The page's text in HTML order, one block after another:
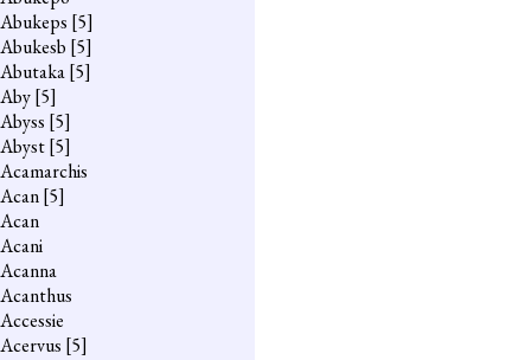
Abukeps [5]
Abukesb [5]
Abutaka[5]
Aby[5]
Abyss [5]
Abyst[5]
Acamarchis
Acan[5]
Acan
Acani
Acanna
Acanthus
Accessie
Acervus [5]